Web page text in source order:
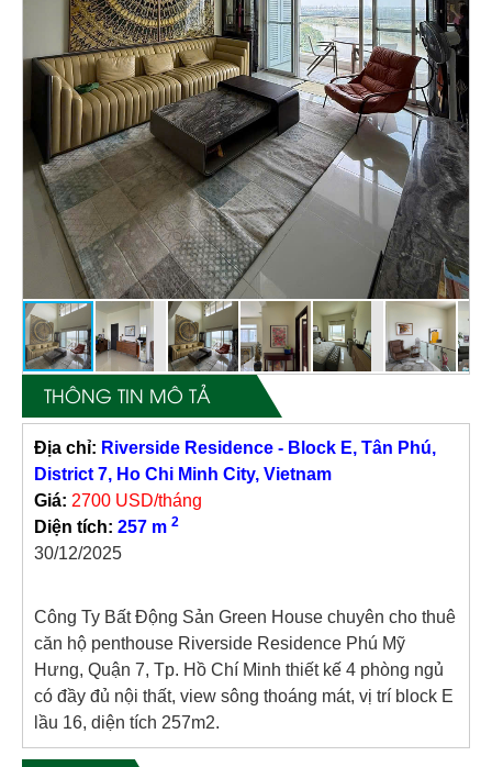
THÔNG TIN MÔ TẢ
Địa chỉ: Riverside Residence - Block E, Tân Phú,
District 7, Ho Chi Minh City, Vietnam
Giá: 2700 USD/tháng
Diện tích: 257 m 2
30/12/2025
Công Ty Bất Động Sản Green House chuyên cho thuê
căn hộ penthouse Riverside Residence Phú Mỹ
Hưng, Quận 7, Tp. Hồ Chí Minh thiết kế 4 phòng ngủ
có đầy đủ nội thất, view sông thoáng mát, vị trí block E
lầu 16, diện tích 257m2.